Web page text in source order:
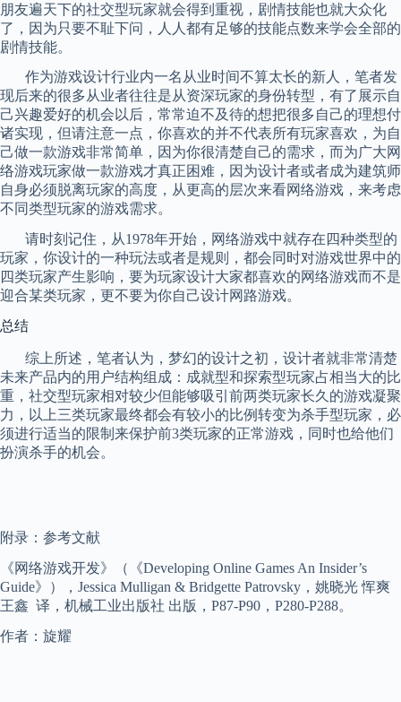
朋友遍天下的社交型玩家就会得到重视，剧情技能也就大众化
了，因为只要不耻下问，人人都有足够的技能点数来学会全部的
剧情技能。
作为游戏设计行业内一名从业时间不算太长的新人，笔者发
现后来的很多从业者往往是从资深玩家的身份转型，有了展示自
己兴趣爱好的机会以后，常常迫不及待的想把很多自己的理想付
诸实现，但请注意一点，你喜欢的并不代表所有玩家喜欢，为自
己做一款游戏非常简单，因为你很清楚自己的需求，而为广大网
络游戏玩家做一款游戏才真正困难，因为设计者或者成为建筑师
自身必须脱离玩家的高度，从更高的层次来看网络游戏，来考虑
不同类型玩家的游戏需求。
请时刻 记住，从1978年开始，网络游戏中就存在四种类型的
玩家，你设计的一种玩法或者是规则，都会同时对游戏世界中的
四类玩家产生影响，要为玩家设计大家都喜欢的网络游戏而不是
迎合某类玩家，更不要为你自己设计网路游戏。
总结
综上所述，笔者认为，梦幻的设计之初，设计者就非常清楚
未来产品内的用户结构组成：成就型和探索型玩家占相当大的比
重，社交型玩家相对较少但能够吸引前两类玩家长久的游戏凝聚
力，以上三类玩家最终都会有较小的比例转变为杀手型玩家，必
须进行适当的限制来保护前3类玩家的正常游戏，同时也给他们
扮演杀手的机会。
附录：参考文献
《网络游戏开发》（《Developing Online Games An Insider’s
Guide》）， Jessica Mulligan & Bridgette Patrovsky ，姚晓光 恽爽
王鑫 译，机械工业出版社 出版， P87-P90 ， P280-P288。
作者：旋耀